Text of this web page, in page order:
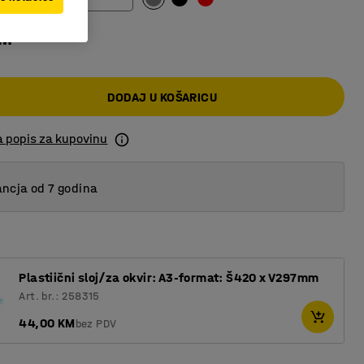
DODAJ U KOŠARICU
popis za kupovinu
od 7 godina
Plastiični sloj/za okvir: A3-format: Š420 x V297mm
Art. br.: 258315
44,00 KMbez PDV